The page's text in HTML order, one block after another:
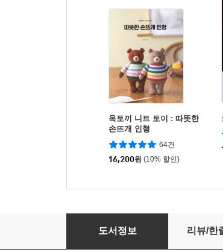
옥토끼 니트 토이 : 따뜻한
손뜨개 인형
64건
16,200원 (10% 할인)
쿡 케이의 오밀조밀 귀여운 친구들
도서정보 리뷰/한